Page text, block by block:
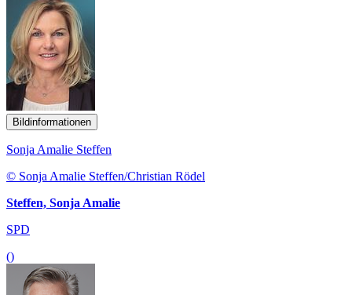
Bildinformationen
Sonja Amalie Steffen
© Sonja Amalie Steffen/Christian Rödel
Steffen, Sonja Amalie
SPD
()